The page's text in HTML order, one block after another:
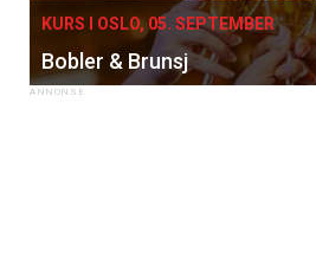
KURS I OSLO, 05. SEPTEMBER
Bobler & Brunsj